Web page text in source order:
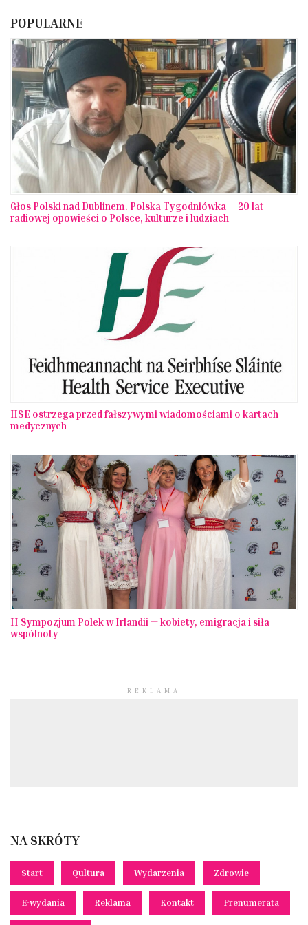
POPULARNE
Głos Polski nad Dublinem. Polska Tygodniówka — 20 lat
radiowej opowieści o Polsce, kulturze i ludziach
HSE ostrzega przed fałszywymi wiadomościami o kartach
medycznych
II Sympozjum Polek w Irlandii — kobiety, emigracja i siła
wspólnoty
REKLAMA
NA SKRÓTY
Start Qultura Wydarzenia Zdrowie
E-wydania Reklama Kontakt Prenumerata